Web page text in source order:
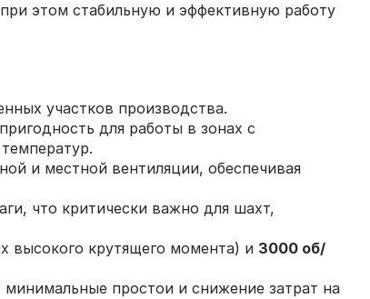
этом стабильную и эффективную работу
участков производства.
для работы в зонах с
и местной вентиляции, обеспечивая
что критически важно для шахт,
высокого крутящего момента) и 3000 об/
простои и снижение затрат на